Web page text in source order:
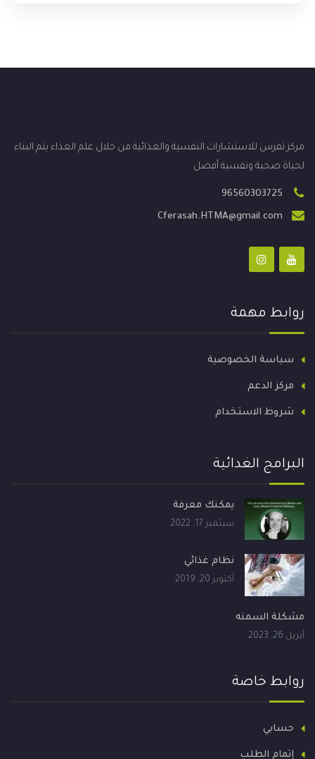
مركز تفرس للاستشارات النفسية والغذائية من خلال علم الغذاء يتم البناء
لحياة صحية ونفسية أفضل
96560303725
Cferasah.HTMA@gmail.com
روابط مهمة
سياسة الخصوصية
مركز الدعم
شروط الاستخدام
البرامج الغدائية
يمكنك معرفة
سبتمبر 17, 2022
نظام غذائي
أكتوبر 20, 2019
مشكلة السمنه
أبريل 26, 2023
روابط خاصة
حسابي
إتمام الطلب